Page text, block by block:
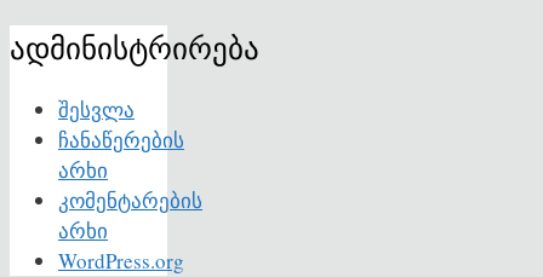
ადმინისტრირება
შესვლა
ჩანაწერების
არხი
კომენტარების
არხი
WordPress.org